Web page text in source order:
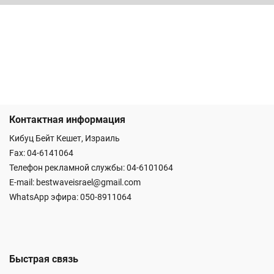
Контактная информация
Кибуц Бейт Кешет, Израиль
Fax: 04-6141064
Телефон рекламной службы: 04-6101064
E-mail: bestwaveisrael@gmail.com
WhatsApp эфира:050-8911064
Быстрая связь